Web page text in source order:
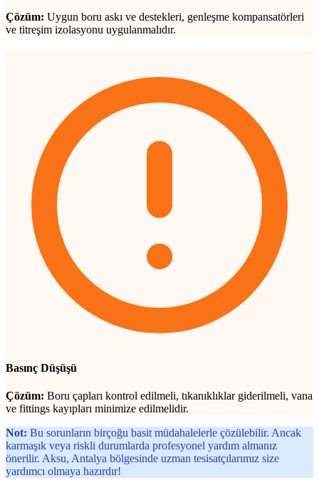
Çözüm: Uygun boru askı ve destekleri, genleşme kompansatörleri
ve titreşim izolasyonu uygulanmalıdır.
Basınç Düşüşü
Çözüm: Boru çapları kontrol edilmeli, tıkanıklıklar giderilmeli, vana
ve fittings kayıpları minimize edilmelidir.
Not: Bu sorunların birçoğu basit müdahalelerle çözülebilir. Ancak
karmaşık veya riskli durumlarda profesyonel yardım almanız
önerilir. Aksu, Antalya bölgesinde uzman tesisatçılarımız size
yardımcı olmaya hazırdır!